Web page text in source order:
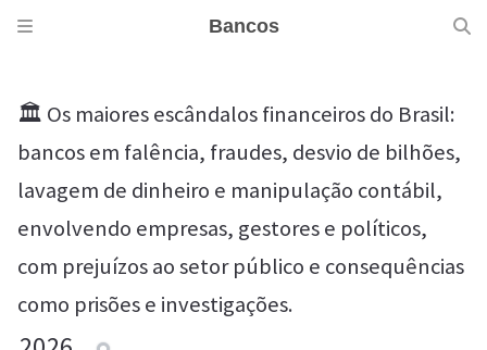
Bancos
🏛️ Os maiores escândalos financeiros do Brasil:
bancos em falência, fraudes, desvio de bilhões,
lavagem de dinheiro e manipulação contábil,
envolvendo empresas, gestores e políticos,
com prejuízos ao setor público e consequências
como prisões e investigações.